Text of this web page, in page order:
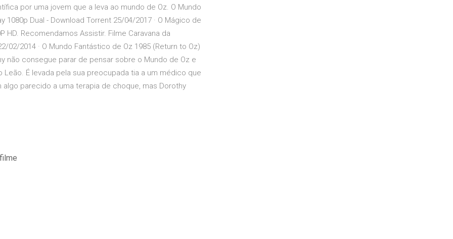
por uma jovem que a leva ao mundo de Oz. O Mundo
1080p Dual - Download Torrent 25/04/2017 · O Mágico de
HD. Recomendamos Assistir. Filme Caravana da
02/2014 · O Mundo Fantástico de Oz 1985 (Return to Oz)
não consegue parar de pensar sobre o Mundo de Oz e
É levada pela sua preocupada tia a um médico que
parecido a uma terapia de choque, mas Dorothy